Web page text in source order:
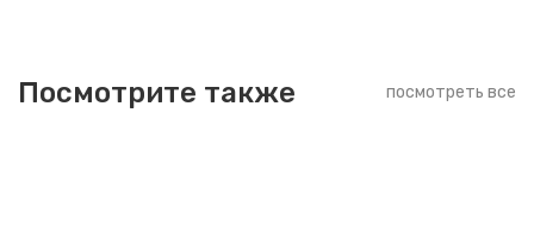
Посмотрите также посмотреть все